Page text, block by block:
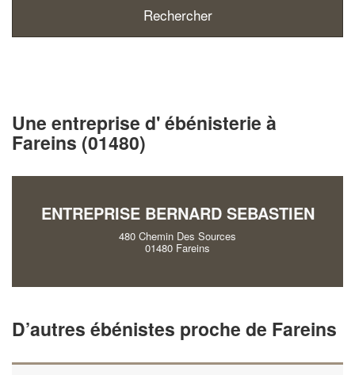
Une entreprise d' ébénisterie à
Fareins (01480)
ENTREPRISE BERNARD SEBASTIEN
480 Chemin Des Sources
01480 Fareins
D’autres ébénistes proche de Fareins
Augmentez votre
nouveaux clients!
En savoir plus